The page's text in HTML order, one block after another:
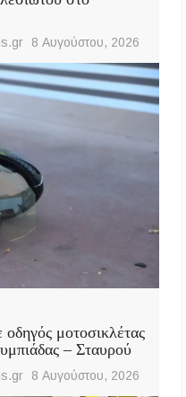
8 Αυγούστου, 2026
μοτοσικλέτας
– Σταυρού
8 Αυγούστου, 2026